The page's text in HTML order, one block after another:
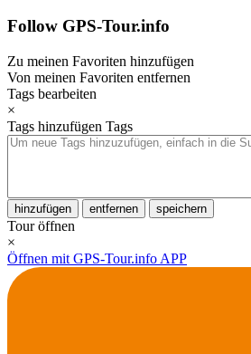
Follow GPS-Tour.info
Zu meinen Favoriten hinzufügen
Von meinen Favoriten entfernen
Tags bearbeiten
×
Tags hinzufügen Tags
hinzufügen entfernen speichern
Tour öffnen
×
Öffnen mit GPS-Tour.info APP